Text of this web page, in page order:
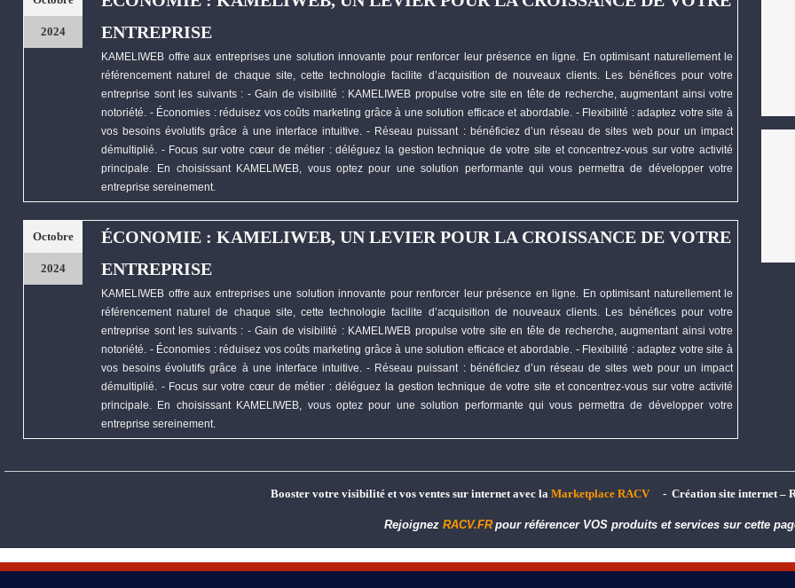
2024
ENTREPRISE
KAMELIWEB offre aux entreprises une solution innovante pour renforcer leur présence en ligne. En optimisant naturellement le
référencement naturel de chaque site, cette technologie facilite d’acquisition de nouveaux clients. Les bénéfices pour votre
entreprise sont les suivants : - Gain de visibilité : KAMELIWEB propulse votre site en tête de recherche, augmentant ainsi votre
notoriété. - Économies : réduisez vos coûts marketing grâce à une solution efficace et abordable. - Flexibilité : adaptez votre site à
vos besoins évolutifs grâce à une interface intuitive. - Réseau puissant : bénéficiez d’un réseau de sites web pour un impact
démultiplié. - Focus sur votre cœur de métier : déléguez la gestion technique de votre site et concentrez-vous sur votre activité
principale. En choisissant KAMELIWEB, vous optez pour une solution performante qui vous permettra de développervotre
entreprise sereinement.
Octobre
2024
ÉCONOMIE : KAMELIWEB, UN LEVIER POUR LA CROISSANCE DE VOTRE
ENTREPRISE
KAMELIWEB offre aux entreprises une solution innovante pour renforcer leur présence en ligne. En optimisant naturellement le
référencement naturel de chaque site, cette technologie facilite d’acquisition de nouveaux clients. Les bénéfices pour votre
entreprise sont les suivants : - Gain de visibilité : KAMELIWEB propulse votre site en tête de recherche, augmentant ainsi votre
notoriété. - Économies : réduisez vos coûts marketing grâce à une solution efficace et abordable. - Flexibilité : adaptez votre site à
vos besoins évolutifs grâce à une interface intuitive. - Réseau puissant : bénéficiez d’un réseau de sites web pour un impact
démultiplié. - Focus sur votre cœur de métier : déléguez la gestion technique de votre site et concentrez-vous sur votre activité
principale. En choisissant KAMELIWEB, vous optez pour une solution performante qui vous permettra de développervotre
entreprise sereinement.
Booster votre visibilité et vos ventes sur internet avec la Marketplace RACV - Création site internet –
Rejoignez RACV.FR pour référencer VOS produits et services sur cette